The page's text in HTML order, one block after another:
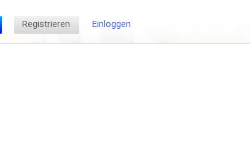
Einloggen
Registrieren